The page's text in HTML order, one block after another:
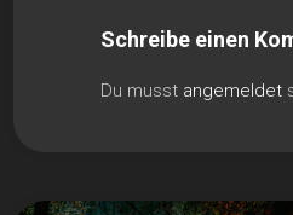
Schreibe einen
Du musst angemeldet